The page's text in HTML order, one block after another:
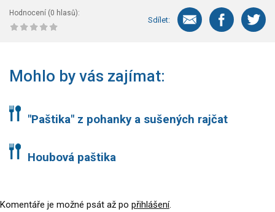
Hodnocení (0 hlasů):
Sdílet:
Mohlo by vás zajímat:
"Paštika" z pohanky a sušených rajčat
Houbová paštika
Komentáře je možné psát až po přihlášení.